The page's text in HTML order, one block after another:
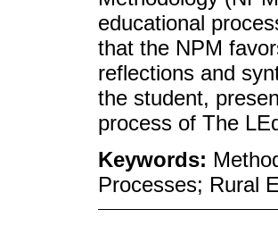
educational
that the NPM
reflections and
the student,
process of The
Keywords:
Processes; Rural